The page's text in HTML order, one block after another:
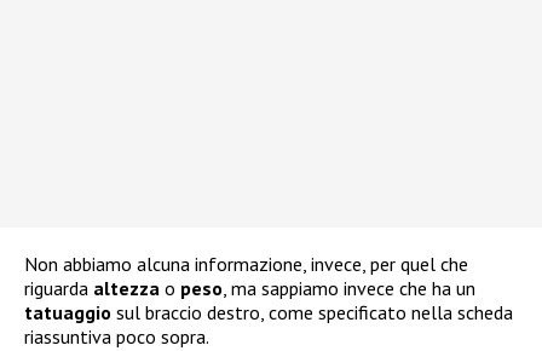
Non abbiamo alcuna informazione, invece, per quel che
riguarda altezza o peso, ma sappiamo invece che ha un
tatuaggio sul braccio destro, come specificato nella scheda
riassuntiva poco sopra.